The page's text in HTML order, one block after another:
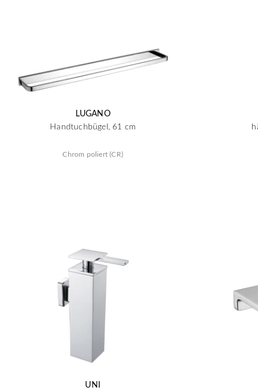
LUGANO
Handtuchbügel, 61 cm
Chrom poliert (CR)
UNI